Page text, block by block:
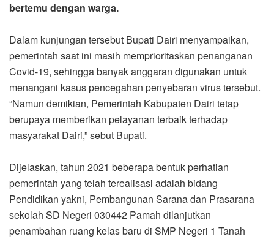
bertemu dengan warga.
Dalam kunjungan tersebut Bupati Dairi menyampaikan,
pemerintah saat ini masih memprioritaskan penanganan
Covid-19, sehingga banyak anggaran digunakan untuk
menangani kasus pencegahan penyebaran virus tersebut.
“Namun demikian, Pemerintah Kabupaten Dairi tetap
berupaya memberikan pelayanan terbaik terhadap
masyarakat Dairi,” sebut Bupati.
Dijelaskan, tahun 2021 beberapa bentuk perhatian
pemerintah yang telah terealisasi adalah bidang
Pendidikan yakni, Pembangunan Sarana dan Prasarana
sekolah SD Negeri 030442 Pamah dilanjutkan
penambahan ruang kelas baru di SMP Negeri 1 Tanah